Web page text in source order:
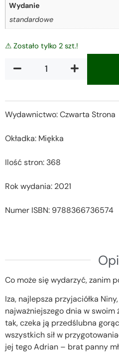
Wydanie
standardowe
⚠ Zostało tylko 2 szt.!
Wydawnictwo: Czwarta Strona
Okładka: Miękka
Ilość stron: 368
Rok wydania: 2021
Numer ISBN: 9788366736574
Co może się wydarzyć, zanim
Iza, najlepsza przyjaciółka
najważniejszego dnia w swoim
tak, czeka ją przedślubna
wszystkich sił w
jej tego Adrian – brat panny